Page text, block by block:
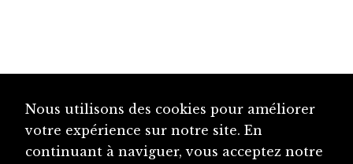
Nous utilisons des cookies pour améliorer
votre expérience sur notre site. En
continuant à naviguer, vous acceptez notre